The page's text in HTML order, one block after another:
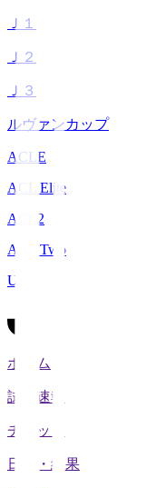
Ｊ１
Ｊ２
Ｊ３
ルヴァンカップ
ACLE
ACL Elite
ACL2
ACL Two
U-21
ホーム
試合速報
チケット
日程・結果